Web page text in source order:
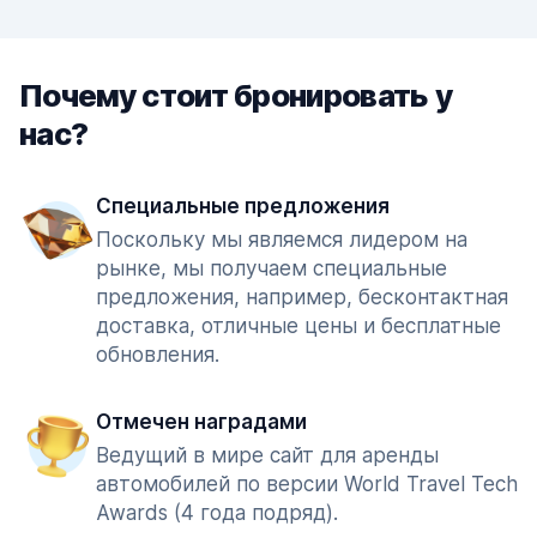
Почему стоит бронировать у
нас?
Специальные предложения
Поскольку мы являемся лидером на
рынке, мы получаем специальные
предложения, например, бесконтактная
доставка, отличные цены и бесплатные
обновления.
Отмечен наградами
Ведущий в мире сайт для аренды
автомобилей по версии World Travel Tech
Awards (4 года подряд).